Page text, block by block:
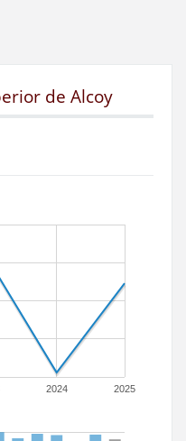
de Alcoy
2024 2025